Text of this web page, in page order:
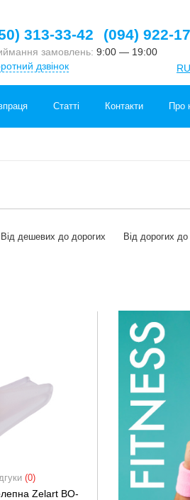
313-33-42 (094) 922-
замовлень: 9:00 — 19:00
дзвінок
RU
Статті Контакти Про
Від дешевих до дорогих Від дорогих
(0)
Zelart BO-